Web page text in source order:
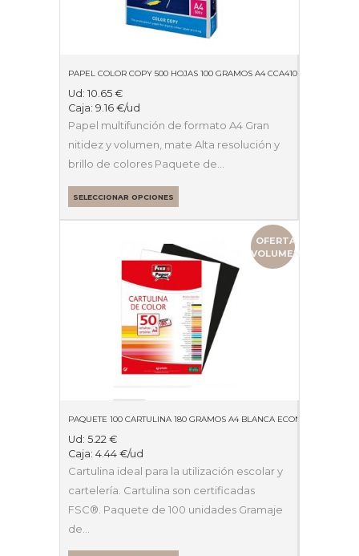
PAPEL COLOR COPY 500 HOJAS 100 GRAMOS A4 CCA4100
Ud: 10.65 €
Caja: 9.16 €/ud
Papel multifunción de formato A4 Gran
nitidez y volumen, mate Alta resolución y
brillo de colores Paquete de…
SELECCIONAR OPCIONES
OFERTA
VOLUMEN
PAQUETE 100 CARTULINA 180 GRAMOS A4 BLANCA ECONOMICA
Ud: 5.22 €
Caja: 4.44 €/ud
Cartulina ideal para la utilización escolar y
cartelería. Cartulina son certificadas
FSC®. Paquete de 100 unidades Gramaje
de…